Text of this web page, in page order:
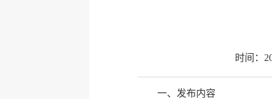
时间：
一、发布内容